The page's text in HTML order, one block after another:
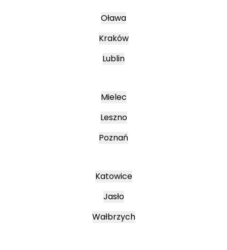
Oława
Kraków
Lublin
Mielec
Leszno
Poznań
Katowice
Jasło
Wałbrzych